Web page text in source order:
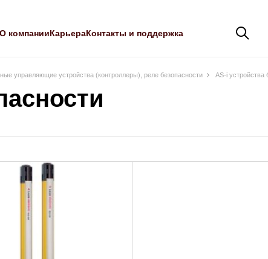
О компанииКарьераКонтакты и поддержка
управляющие устройства (контроллеры), реле безопасности AS-i устройства